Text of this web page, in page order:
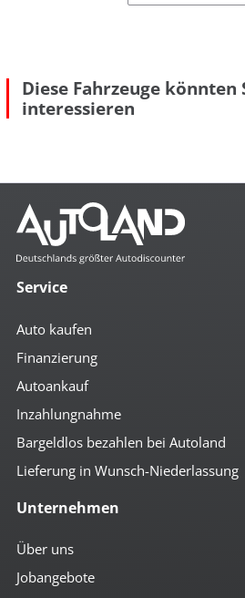
Mehr
Komfort
2- Zonen Klimaautomatik
4x el. Fensterheber
autom. abblendender Innenspiegel
beheizbare Aussenspiegel
beheizbare Scheibenwaschanlage
Bordcomputer
el. anklappbare Spiegel
el. Spiegel
geteilte Rücksitzbank
Getränkehalter
höhenverst. Fahrersitz
Komfortschließung mit FB
Lederlenkrad
Diese Fahrzeuge könnten
interessieren
Service
Auto kaufen
Finanzierung
Autoankauf
Inzahlungnahme
Bargeldlos bezahlen bei Autoland
Lieferung in Wunsch-Niederlassung
Unternehmen
Über uns
Jobangebote